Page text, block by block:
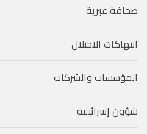
صحافة عبرية
انتهاكات الاحتلال
المؤسسات والشركات
شؤون إسرائيلية